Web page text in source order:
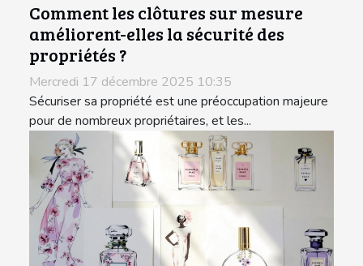
Comment les clôtures sur mesure
améliorent-elles la sécurité des
propriétés ?
Mercredi 17 décembre 2025 10:35
Sécuriser sa propriété est une préoccupation majeure
pour de nombreux propriétaires, et les...